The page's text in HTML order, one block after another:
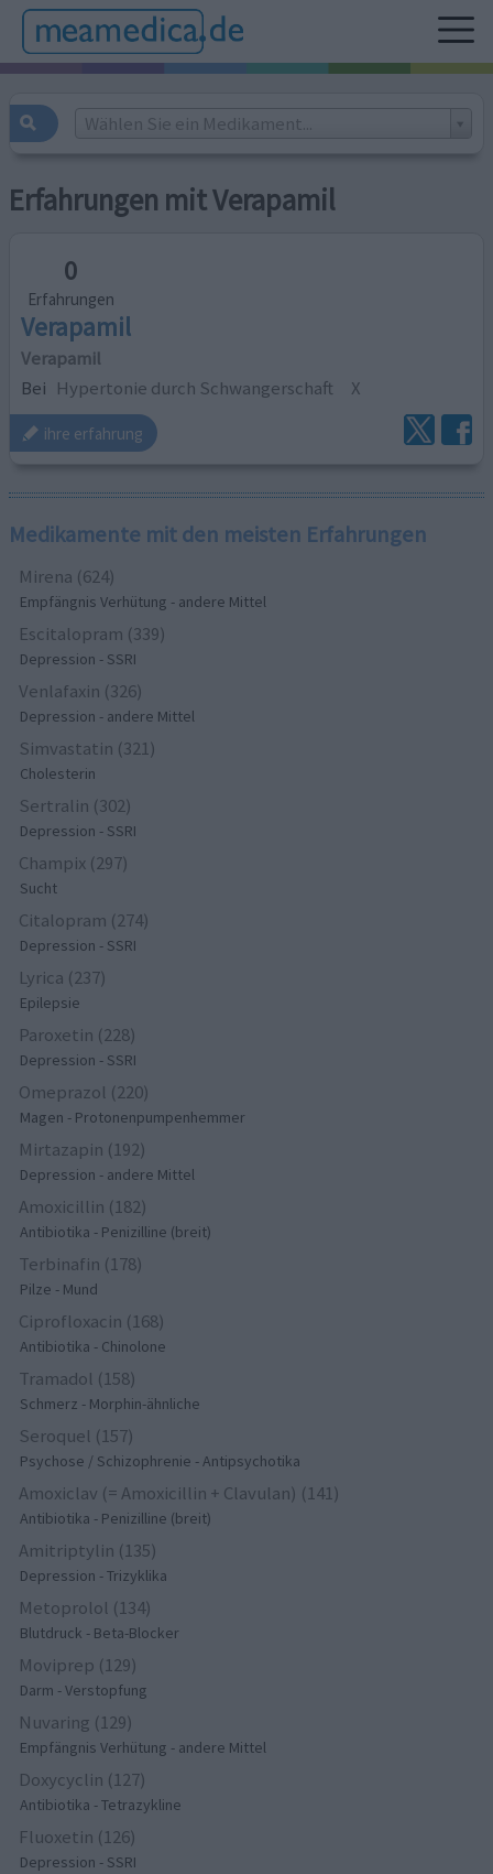
Wählen Sie ein Medikament...
Erfahrungen mit Verapamil
0
Erfahrungen
Verapamil
Verapamil
Bei Hypertonie durch Schwangerschaft X
ihre erfahrung
Medikamente mit den meisten Erfahrungen
Mirena (624)
Empfängnis Verhütung - andere Mittel
Escitalopram (339)
Depression - SSRI
Venlafaxin (326)
Depression - andere Mittel
Simvastatin (321)
Cholesterin
Sertralin (302)
Depression - SSRI
Champix (297)
Sucht
Citalopram (274)
Depression - SSRI
Lyrica (237)
Epilepsie
Paroxetin (228)
Depression - SSRI
Omeprazol (220)
Magen - Protonenpumpenhemmer
Mirtazapin (192)
Depression - andere Mittel
Amoxicillin (182)
Antibiotika - Penizilline (breit)
Terbinafin (178)
Pilze - Mund
Ciprofloxacin (168)
Antibiotika - Chinolone
Tramadol (158)
Schmerz - Morphin-ähnliche
Seroquel (157)
Psychose / Schizophrenie - Antipsychotika
Amoxiclav (= Amoxicillin + Clavulan) (141)
Antibiotika - Penizilline (breit)
Amitriptylin (135)
Depression - Trizyklika
Metoprolol (134)
Blutdruck - Beta-Blocker
Moviprep (129)
Darm - Verstopfung
Nuvaring (129)
Empfängnis Verhütung - andere Mittel
Doxycyclin (127)
Antibiotika - Tetrazykline
Fluoxetin (126)
Depression - SSRI